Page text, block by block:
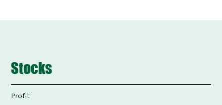
Stocks
Profit